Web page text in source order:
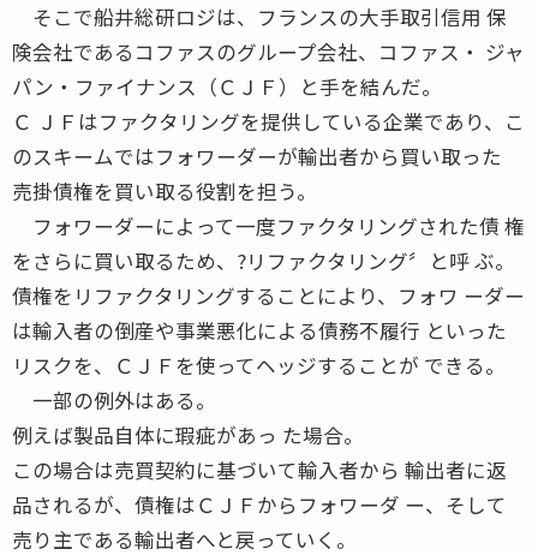
そこで船井総研ロジは、フランスの大手取引信用 保
険会社であるコファスのグループ会社、コファス・ ジャ
パン・ファイナンス（ＣＪＦ）と手を結んだ。
Ｃ ＪＦはファクタリングを提供している企業であり、こ
のスキームではフォワーダーが輸出者から買い取った
売掛債権を買い取る役割を担う。
フォワーダーによって一度ファクタリングされた債 権
をさらに買い取るため、?リファクタリング〞と呼 ぶ。
債権をリファクタリングすることにより、フォワ ーダー
は輸入者の倒産や事業悪化による債務不履行 といった
リスクを、ＣＪＦを使ってヘッジすることが できる。
一部の例外はある。
例えば製品自体に瑕疵があっ た場合。
この場合は売買契約に基づいて輸入者から 輸出者に返
品されるが、債権はＣＪＦからフォワーダ ー、そして
売り主である輸出者へと戻っていく。